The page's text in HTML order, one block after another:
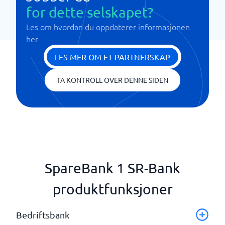
for dette selskapet?
Les om hvordan du oppdaterer informasjonen
her
LES MER OM ET PARTNERSKAP
TA KONTROLL OVER DENNE SIDEN
SpareBank 1 SR-Bank
produktfunksjoner
Bedriftsbank